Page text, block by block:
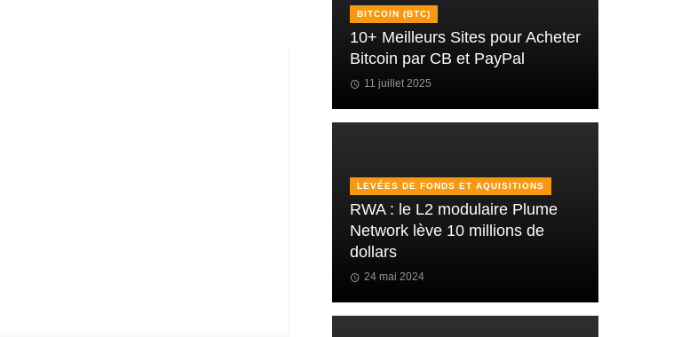
BITCOIN (BTC)
10+ Meilleurs Sites pour Acheter
Bitcoin par CB et PayPal
11 juillet 2025
LEVÉES DE FONDS ET AQUISITIONS
RWA : le L2 modulaire Plume
Network lève 10 millions de
dollars
24 mai 2024